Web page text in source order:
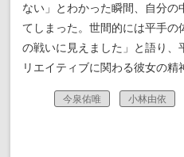
ない」とわかった瞬間、自分
てしまった。世間的には平手の
の戦いに見えました」と語り、
リエイティブに関わる彼女の精
今泉佑唯 小林由依